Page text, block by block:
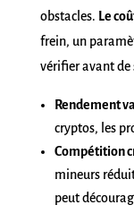
obstacles. Le
frein, un
vérifier avant de
Rendement
cryptos, les
Compétition
mineurs
peut